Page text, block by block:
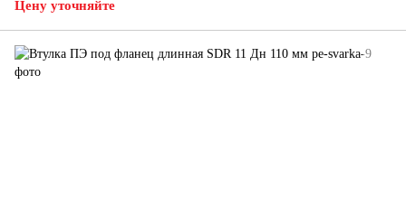
Цену уточняйте